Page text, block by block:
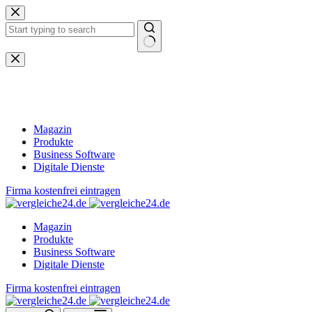
Zum
Inhalt
springen
Keine
Ergebnisse
Magazin
Produkte
Business Software
Digitale Dienste
Firma kostenfrei eintragen
Magazin
Produkte
Business Software
Digitale Dienste
Firma kostenfrei eintragen